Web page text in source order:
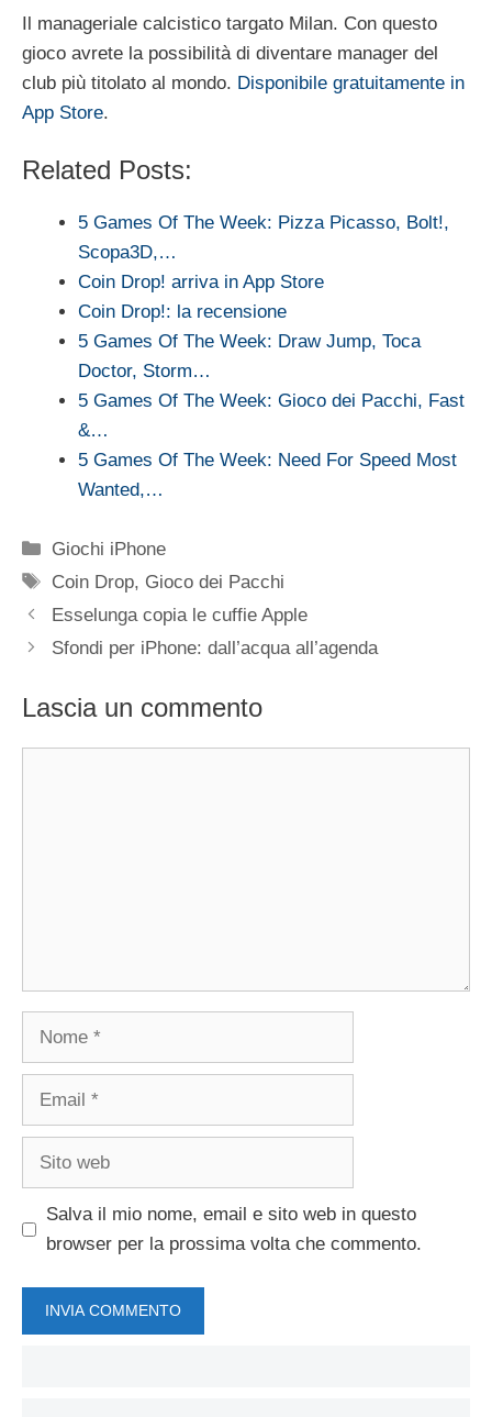
Il manageriale calcistico targato Milan. Con questo
gioco avrete la possibilità di diventare manager del
club più titolato al mondo. Disponibile gratuitamente in
App Store.
Related Posts:
5 Games Of The Week: Pizza Picasso, Bolt!,
Scopa3D,…
Coin Drop! arriva in App Store
Coin Drop!: la recensione
5 Games Of The Week: Draw Jump, Toca
Doctor, Storm…
5 Games Of The Week: Gioco dei Pacchi, Fast
&…
5 Games Of The Week: Need For Speed Most
Wanted,…
Categorie
Giochi iPhone
Tag
Coin Drop, Gioco dei Pacchi
Esselunga copia le cuffie Apple
Sfondi per iPhone: dall’acqua all’agenda
Lascia un commento
Nome
Email
Sito
Salva il mio nome, email e sito web in questo
browser per la prossima volta che commento.